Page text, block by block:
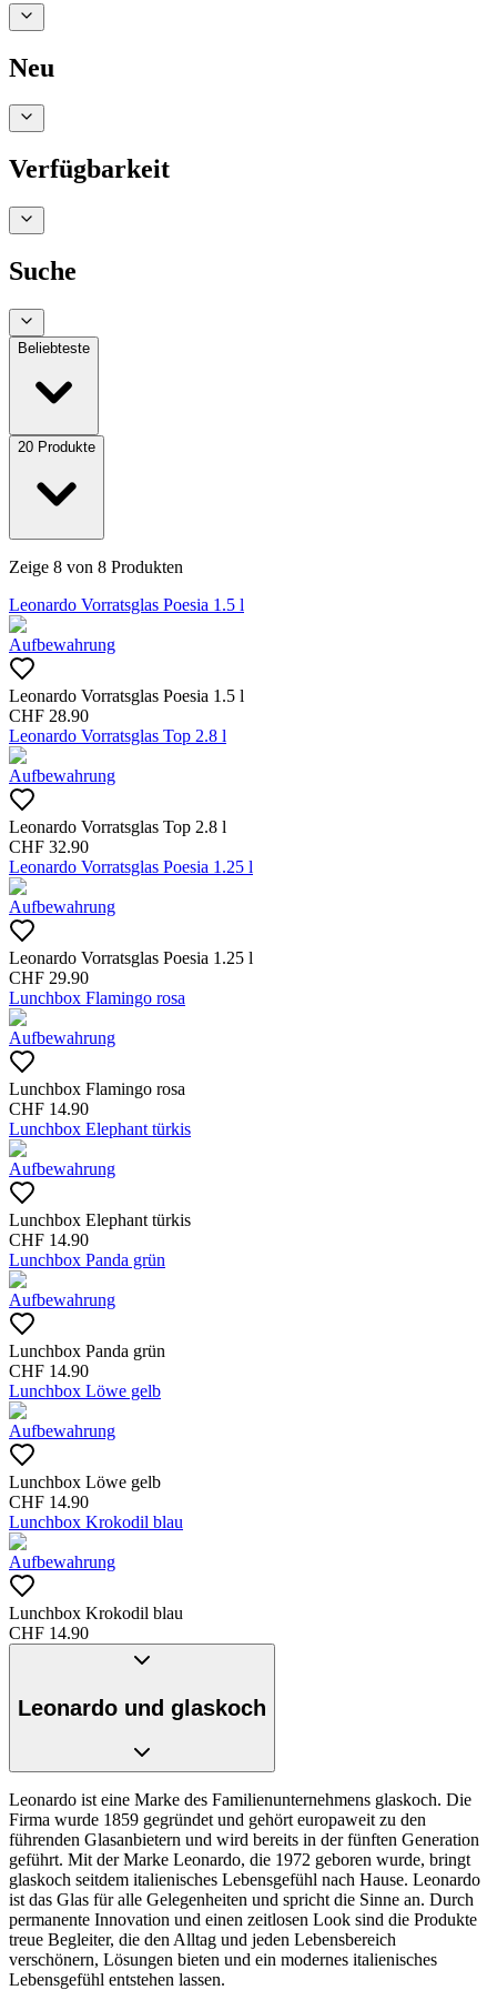
Neu
Verfügbarkeit
Suche
Beliebteste
20 Produkte
Zeige 8 von 8 Produkten
Leonardo Vorratsglas Poesia 1.5 l
Aufbewahrung
Leonardo Vorratsglas Poesia 1.5 l
CHF 28.90
Leonardo Vorratsglas Top 2.8 l
Aufbewahrung
Leonardo Vorratsglas Top 2.8 l
CHF 32.90
Leonardo Vorratsglas Poesia 1.25 l
Aufbewahrung
Leonardo Vorratsglas Poesia 1.25 l
CHF 29.90
Lunchbox Flamingo rosa
Aufbewahrung
Lunchbox Flamingo rosa
CHF 14.90
Lunchbox Elephant türkis
Aufbewahrung
Lunchbox Elephant türkis
CHF 14.90
Lunchbox Panda grün
Aufbewahrung
Lunchbox Panda grün
CHF 14.90
Lunchbox Löwe gelb
Aufbewahrung
Lunchbox Löwe gelb
CHF 14.90
Lunchbox Krokodil blau
Aufbewahrung
Lunchbox Krokodil blau
CHF 14.90
Leonardo und glaskoch
Leonardo ist eine Marke des Familienunternehmens glaskoch. Die
Firma wurde 1859 gegründet und gehört europaweit zu den
führenden Glasanbietern und wird bereits in der fünften Generation
geführt. Mit der Marke Leonardo, die 1972 geboren wurde, bringt
glaskoch seitdem italienisches Lebensgefühl nach Hause. Leonardo
ist das Glas für alle Gelegenheiten und spricht die Sinne an. Durch
permanente Innovation und einen zeitlosen Look sind die Produkte
treue Begleiter, die den Alltag und jeden Lebensbereich
verschönern, Lösungen bieten und ein modernes italienisches
Lebensgefühl entstehen lassen.